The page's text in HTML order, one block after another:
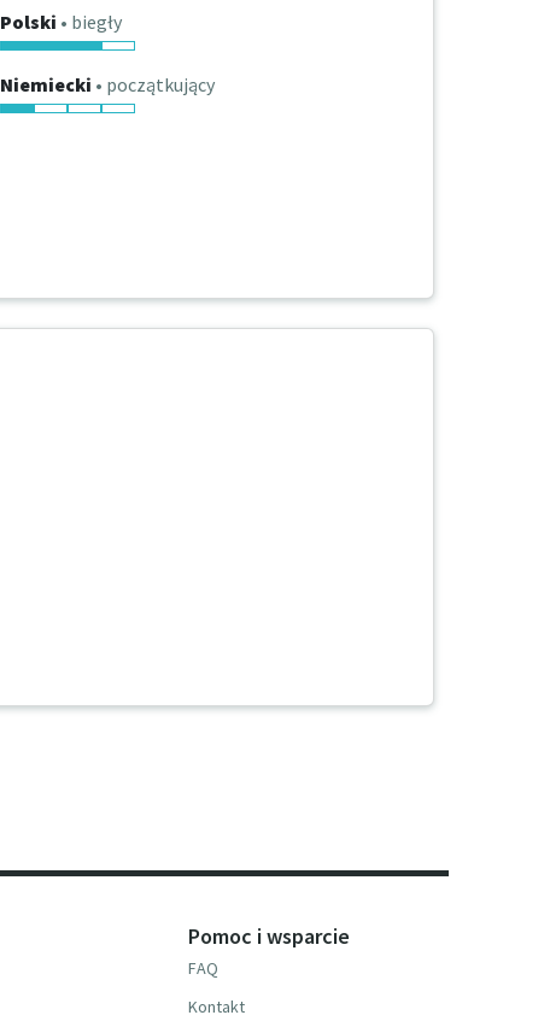
Polski • biegły
Niemiecki • początkujący
Pomoc i wsparcie
FAQ
Kontakt